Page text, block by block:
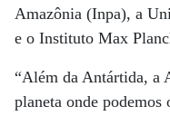
Amazônia (Inpa), a
e o Instituto Max
“Além da Antártida, a
planeta onde podemos